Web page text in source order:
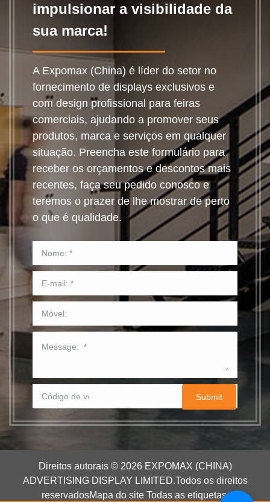
impulsionar a visibilidade da
sua marca!
A Expomax (China) é líder do setor no
fornecimento de displays exclusivos e
com design profissional para feiras
comerciais, ajudando a promover seus
produtos, marca e serviços em qualquer
situação. Preencha este formulário para
receber os orçamentos e descontos mais
recentes, faça seu pedido conosco e
teremos o prazer de lhe mostrar de perto
o que é qualidade.
Direitos autorais © 2026 EXPOMAX (CHINA)
ADVERTISING DISPLAY LIMITED.Todos os direitos
reservadosMapa do site Todas as etiquetas